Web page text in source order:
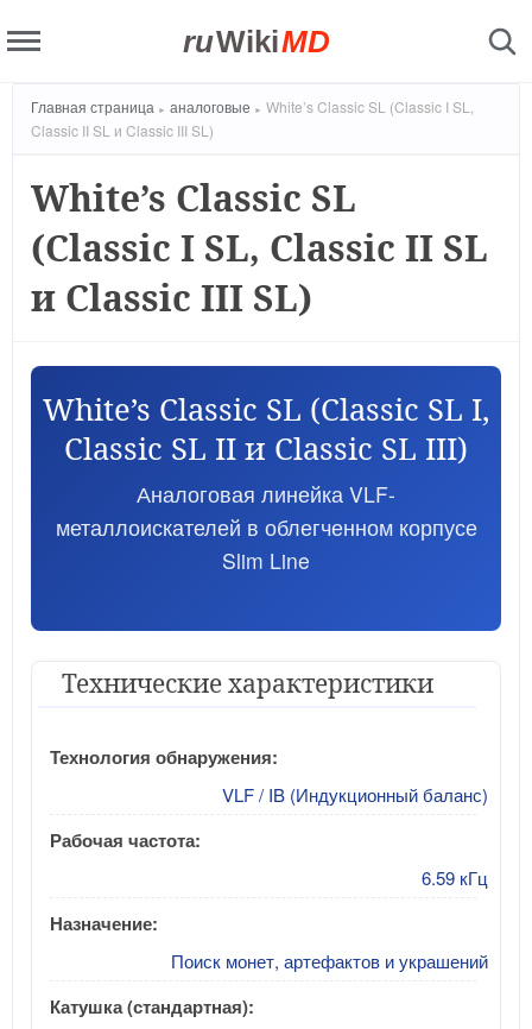
ruWikiMD
Главная страница аналоговые
White’s Classic SL (Classic I SL,
Classic II SL и Classic III SL)
White’s Classic SL
(Classic I SL, Classic II SL
и Classic III SL)
White’s Classic SL (Classic SL I,
Classic SL II и Classic SL III)
Аналоговая линейка VLF-
металлоискателей в облегченном корпусе
Slim Line
Технические характеристики
Технология обнаружения:
VLF / IB (Индукционный баланс)
Рабочая частота:
6.59 кГц
Назначение:
Поиск монет, артефактов и украшений
Катушка (стандартная):